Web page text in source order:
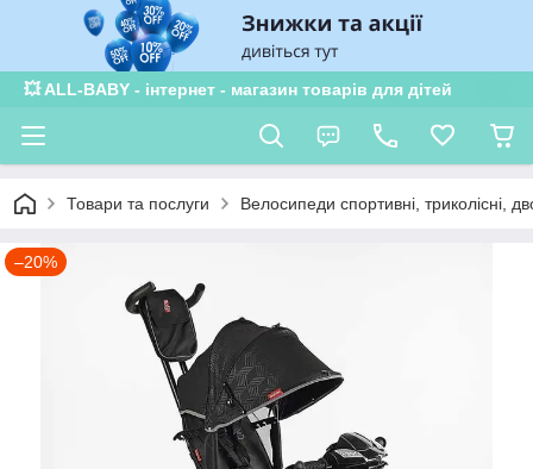
💥 ALL-BABY - інтернет - магазин товарів для дітей
Товари та послуги Велосипеди спортивні, триколісні,
–20%